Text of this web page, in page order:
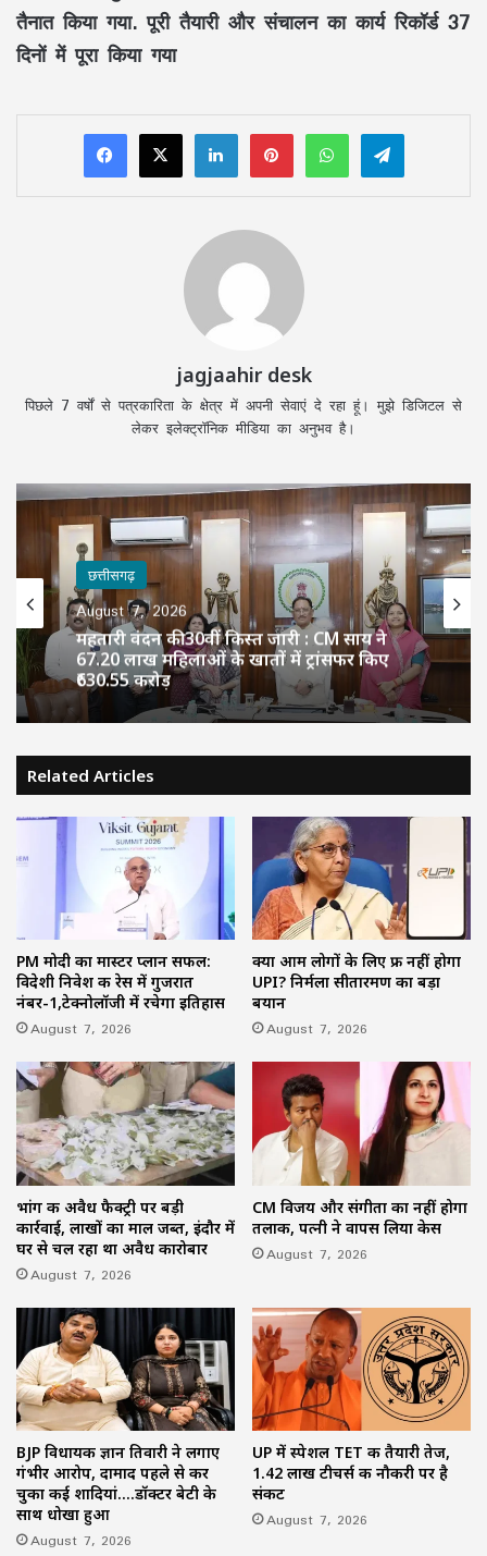
तैनात किया गया. पूरी तैयारी और संचालन का कार्य रिकॉर्ड 37
दिनों में पूरा किया गया
LinkedInPinterestWhatsAppTelegram
jagjaahir desk
पिछले 7 वर्षों से पत्रकारिता के क्षेत्र में अपनी सेवाएं दे रहा हूं। मुझे डिजिटल से
लेकर इलेक्ट्रॉनिक मीडिया का अनुभव है।
छत्तीसगढ़
August 7, 2026
महतारी वंदन की 30वीं किस्त जारी : CM साय ने
67.20 लाख महिलाओं के खातों में ट्रांसफर किए
₹630.55 करोड़
Related Articles
PM मोदी का मास्टर प्लान सफल:
विदेशी निवेश की रेस में गुजरात
नंबर-1,टेक्नोलॉजी में रचेगा इतिहास
August 7, 2026
क्या आम लोगों के लिए फ्री नहीं होगा
UPI? निर्मला सीतारमण का बड़ा
बयान
August 7, 2026
भांग की अवैध फैक्ट्री पर बड़ी
कार्रवाई, लाखों का माल जब्त, इंदौर में
घर से चल रहा था अवैध कारोबार
August 7, 2026
CM विजय और संगीता का नहीं होगा
तलाक, पत्नी ने वापस लिया केस
August 7, 2026
BJP विधायक ज्ञान तिवारी ने लगाए
गंभीर आरोप, दामाद पहले से कर
चुका कई शादियां….डॉक्टर बेटी के
साथ धोखा हुआ
August 7, 2026
UP में स्पेशल TET की तैयारी तेज,
1.42 लाख टीचर्स की नौकरी पर है
संकट
August 7, 2026